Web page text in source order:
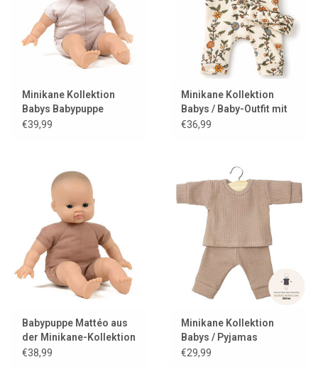
Marken
Minikane Kollektion
Babys Babypuppe
Garance
€39,99
Minikane Kollektion
Babys / Baby-Outfit mit
Stirnband
€36,99
Babypuppe Mattéo aus
der Minikane-Kollektion
für Babys
€38,99
Minikane Kollektion
Babys / Pyjamas
Morgan / Mokka
€29,99